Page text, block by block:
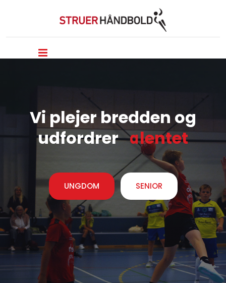
Vi plejer bredden og
udfordrertalentet
UNGDOM SENIOR